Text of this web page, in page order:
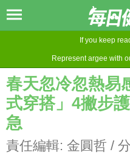
If you keep
Represent argee with
春天忽冷忽熱易
式穿搭」4撇步
急
責任編輯: 金圓哲 /